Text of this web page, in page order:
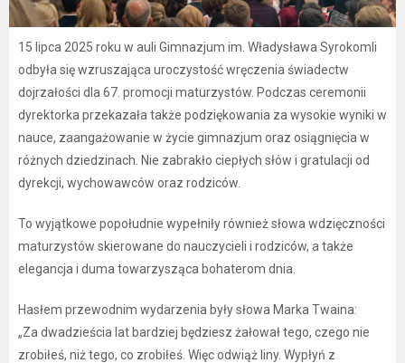
15 lipca 2025 roku w auli Gimnazjum im. Władysława Syrokomli
odbyła się wzruszająca uroczystość wręczenia świadectw
dojrzałości dla 67. promocji maturzystów. Podczas ceremonii
dyrektorka przekazała także podziękowania za wysokie wyniki w
nauce, zaangażowanie w życie gimnazjum oraz osiągnięcia w
różnych dziedzinach. Nie zabrakło ciepłych słów i gratulacji od
dyrekcji, wychowawców oraz rodziców.
To wyjątkowe popołudnie wypełniły również słowa wdzięczności
maturzystów skierowane do nauczycieli i rodziców, a także
elegancja i duma towarzysząca bohaterom dnia.
Hasłem przewodnim wydarzenia były słowa Marka Twaina:
„Za dwadzieścia lat bardziej będziesz żałował tego, czego nie
zrobiłeś, niż tego, co zrobiłeś. Więc odwiąż liny. Wypłyń z